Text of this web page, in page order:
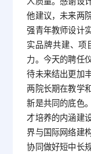
他建议，未来两
强青年教师设计
实品牌共建、项
力。今天的聘任
待未来结出更加
两院长期在教学
新是共同的底色
才培养的内涵建
界与国际网络建
协同做好短中长